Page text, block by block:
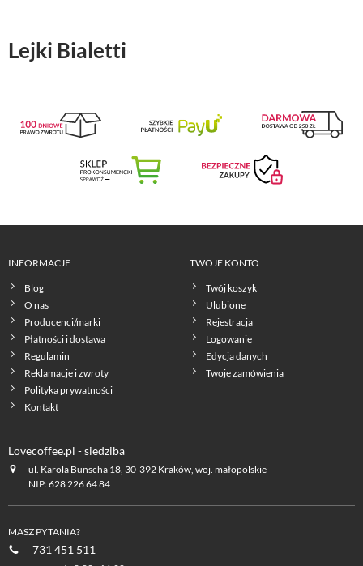
Lejki Bialetti
INFORMACJE
Blog
O nas
Producenci/marki
Płatności i dostawa
Regulamin
Reklamacje i zwroty
Polityka prywatności
Kontakt
TWOJE KONTO
Twój koszyk
Ulubione
Rejestracja
Logowanie
Edycja danych
Twoje zamówienia
Lovecoffee.pl - siedziba
ul. Karola Bunscha 18, 30-392 Kraków, woj. małopolskie
NIP: 628 226 64 84
MASZ PYTANIA?
731 451 511